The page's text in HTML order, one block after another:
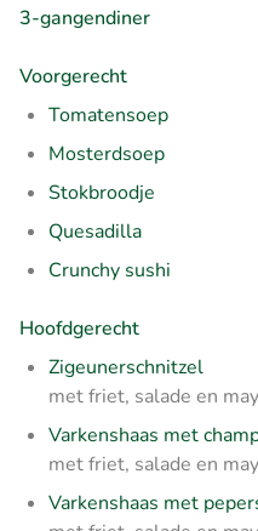
3-gangendiner
Voorgerecht
Tomatensoep
Mosterdsoep
Stokbroodje
Quesadilla
Crunchy sushi
Hoofdgerecht
Zigeunerschnitzel
met friet, salade en
Varkenshaas met
met friet, salade en
Varkenshaas met